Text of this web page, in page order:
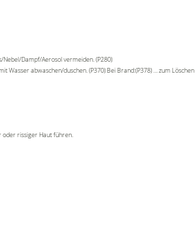
Nebel/Dampf/Aerosol vermeiden. (P280)
Wasser abwaschen/duschen. (P370) Bei Brand:(P378) … zum Löschen
oder rissiger Haut führen.